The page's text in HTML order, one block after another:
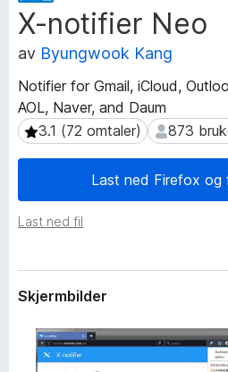
g
f
r
i
r
f
n
t
l
X-notifier Neo
av Byungwook Kang
Notifier for Gmail, iCloud,
AOL, Naver, and Daum
3.1 (72 omtaler)
3.1 (72 omtaler) 873873
Last ned Firefox og
Last ned fil
t
a
d
t
a
f
o
t
v
lSkjermbilder